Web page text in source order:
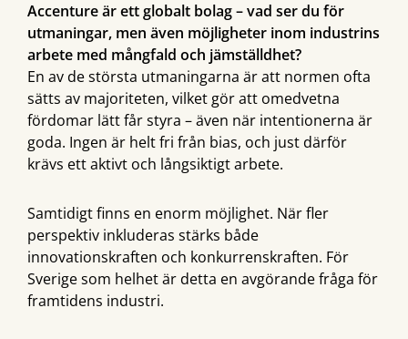
Accenture är ett globalt bolag – vad ser du för
utmaningar, men även möjligheter inom industrins
arbete med mångfald och jämställdhet?
En av de största utmaningarna är att normen ofta
sätts av majoriteten, vilket gör att omedvetna
fördomar lätt får styra – även när intentionerna är
goda. Ingen är helt fri från bias, och just därför
krävs ett aktivt och långsiktigt arbete.
Samtidigt finns en enorm möjlighet. När fler
perspektiv inkluderas stärks både
innovationskraften och konkurrenskraften. För
Sverige som helhet är detta en avgörande fråga för
framtidens industri.